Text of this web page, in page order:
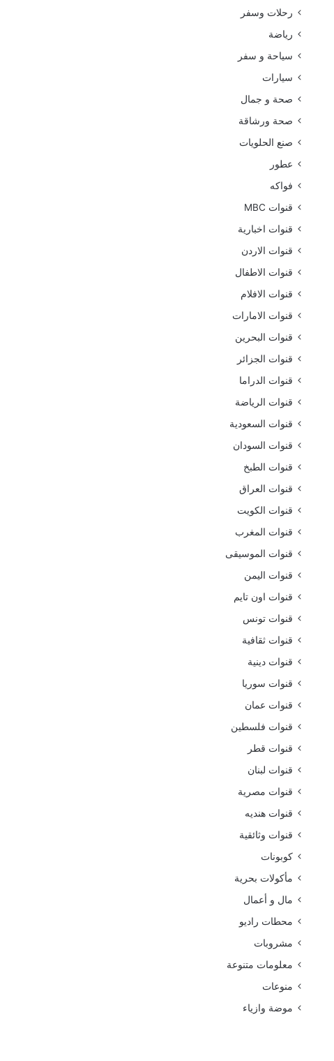
رحلات وسفر
رياضة
سياحة و سفر
سيارات
صحة و جمال
صحة ورشاقة
صنع الحلويات
عطور
فواكه
قنوات MBC
قنوات اخبارية
قنوات الاردن
قنوات الاطفال
قنوات الافلام
قنوات الامارات
قنوات البحرين
قنوات الجزائر
قنوات الدراما
قنوات الرياضة
قنوات السعودية
قنوات السودان
قنوات الطبخ
قنوات العراق
قنوات الكويت
قنوات المغرب
قنوات الموسيقى
قنوات اليمن
قنوات اون تايم
قنوات تونس
قنوات ثقافية
قنوات دينية
قنوات سوريا
قنوات عمان
قنوات فلسطين
قنوات قطر
قنوات لبنان
قنوات مصرية
قنوات هنديه
قنوات وثائقية
كوبونات
مأكولات بحرية
مال و أعمال
محطات راديو
مشروبات
معلومات متنوعة
منوعات
موضة وازياء